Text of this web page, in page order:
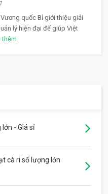
quốc Bỉ giới thiệu giải
lý hiện đại để giúp Việt
thêm
lớn - Giá sỉ
cà ri số lượng lớn